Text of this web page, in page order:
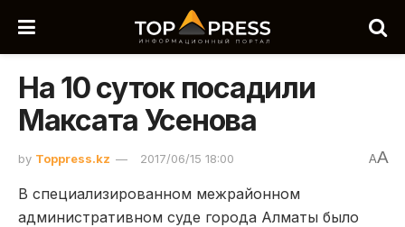
На 10 суток посадили
Максата Усенова
by Toppress.kz 2017/06/15 18:00 AA
В специализированном межрайонном
административном суде города Алматы было